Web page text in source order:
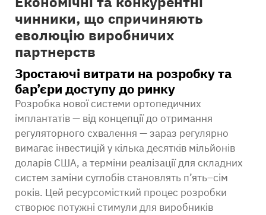
чинники, що спричиняють
еволюцію виробничих
партнерств
Зростаючі витрати на розробку та
бар’єри доступу до ринку
Розробка нової системи ортопедичних
імплантатів — від концепції до отримання
регуляторного схвалення — зараз регулярно
вимагає інвестицій у кілька десятків мільйонів
доларів США, а терміни реалізації для складних
систем заміни суглобів становлять п’ять–сім
років. Цей ресурсомісткий процес розробки
створює потужні стимули для виробників